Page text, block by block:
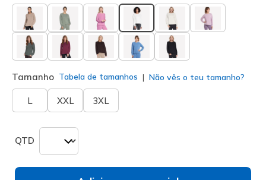
selecionado
Tamanho Tabela de tamanhos Não vês o teu tamanho?
L XXL 3XL
QTD